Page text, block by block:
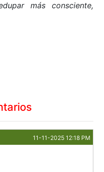
más consciente,
11-11-2025 12:18 PM